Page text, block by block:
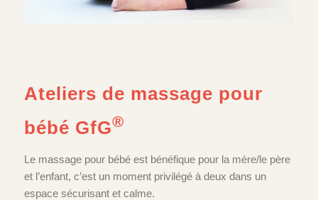
Ateliers de massage pour
bébé GfG®
Le massage pour bébé est bénéfique pour la mère/le père
et l’enfant, c’est un moment privilégé à deux dans un
espace sécurisant et calme.